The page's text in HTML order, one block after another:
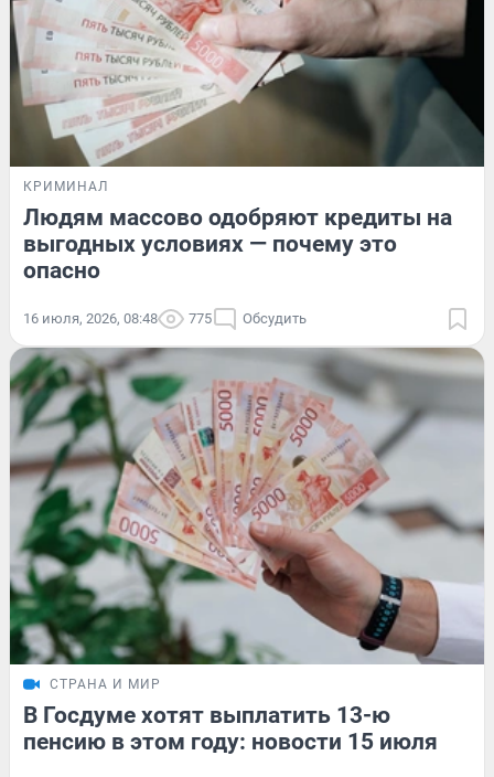
КРИМИНАЛ
Людям массово одобряют кредиты на
выгодных условиях — почему это
опасно
16 июля, 2026, 08:48 775 Обсудить
СТРАНА И МИР
В Госдуме хотят выплатить 13-ю
пенсию в этом году: новости 15 июля